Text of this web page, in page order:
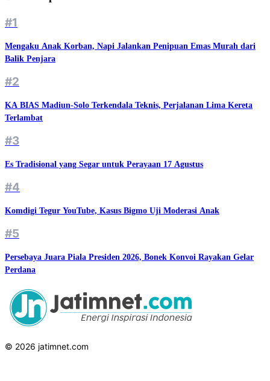
#1
Mengaku Anak Korban, Napi Jalankan Penipuan Emas Murah dari
Balik Penjara
#2
KA BIAS Madiun-Solo Terkendala Teknis, Perjalanan Lima Kereta
Terlambat
#3
Es Tradisional yang Segar untuk Perayaan 17 Agustus
#4
Komdigi Tegur YouTube, Kasus Bigmo Uji Moderasi Anak
#5
Persebaya Juara Piala Presiden 2026, Bonek Konvoi Rayakan Gelar
Perdana
© 2026 jatimnet.com